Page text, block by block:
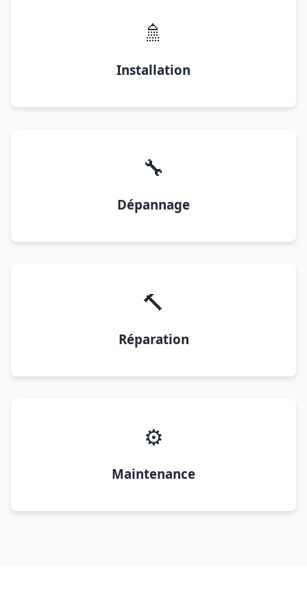
🚿
Installation
🔧
Dépannage
🔨
Réparation
⚙️
Maintenance